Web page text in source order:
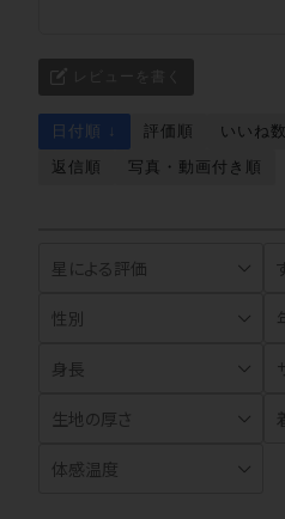
レビューを書く
日付順 ↓ 評価順 いいね
返信順
写真・動画付き順